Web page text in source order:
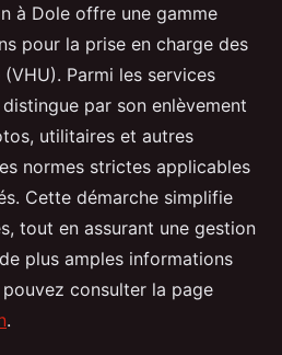
à Dole offre une gamme
pour la prise en charge des
(VHU). Parmi les services
par son enlèvement
utilitaires et autres
normes strictes applicables
Cette démarche simplifie
tout en assurant une gestion
plus amples informations
consulter la page
.